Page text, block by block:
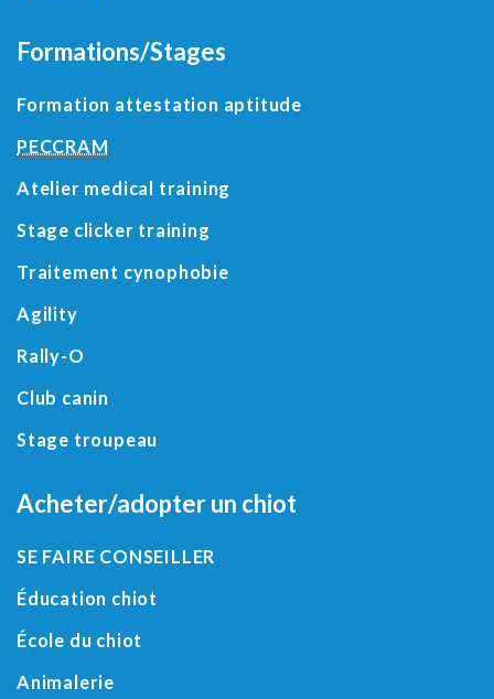
Formations/Stages
Formation attestation aptitude
PECCRAM
Atelier medical training
Stage clicker training
Traitement cynophobie
Agility
Rally-O
Club canin
Stage troupeau
Acheter/adopter un chiot
SE FAIRE CONSEILLER
Éducation chiot
École du chiot
Animalerie